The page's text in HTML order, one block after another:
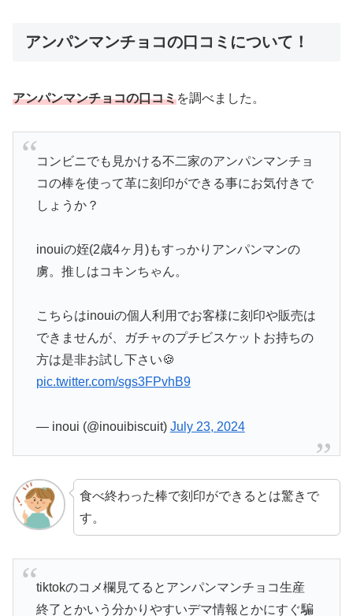
アンパンマンチョコの口コミについて！
アンパンマンチョコの口コミを調べました。
コンビニでも見かける不二家のアンパンマンチョ
コの棒を使って革に刻印ができる事にお気付きで
しょうか？
inouiの姪(2歳4ヶ月)もすっかりアンパンマンの
虜。推しはコキンちゃん。
こちらはinouiの個人利用でお客様に刻印や販売は
できませんが、ガチャのプチビスケットお持ちの
方は是非お試し下さい🍪
pic.twitter.com/sgs3FPvhB9
— inoui (@inouibiscuit) July 23, 2024
食べ終わった棒で刻印ができるとは驚きで
す。
tiktokのコメ欄見てるとアンパンマンチョコ生産
終了とかいう分かりやすいデマ情報とかにすぐ騙